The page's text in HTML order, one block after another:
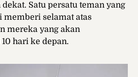
Satu persatu teman yang
memberi selamat atas
mereka yang akan
hari ke depan.